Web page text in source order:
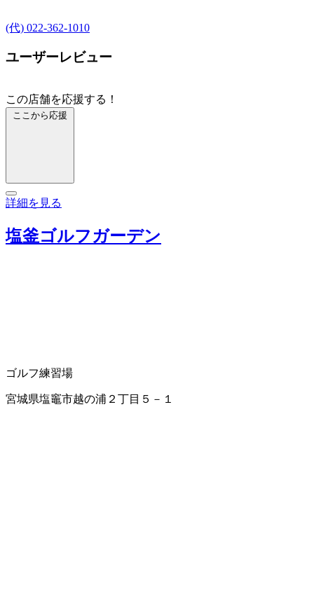
(代) 022-362-1010
ユーザーレビュー
この店舗を応援する！
ここから応援
詳細を見る
塩釜ゴルフガーデン
ゴルフ練習場
宮城県塩竈市越の浦２丁目５－１